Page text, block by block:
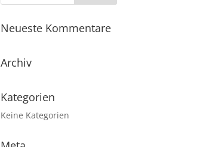
Neueste Kommentare
Archiv
Kategorien
Keine Kategorien